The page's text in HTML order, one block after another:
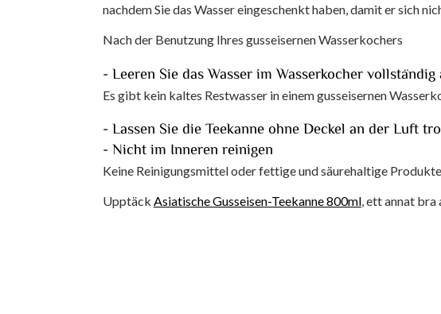
nachdem Sie das Wasser eingeschenkt haben, damit er sich
Nach der Benutzung Ihres gusseisernen Wasserkochers
- Leeren Sie das Wasser im Wasserkocher vollständig
Es gibt kein kaltes Restwasser in einem gusseisernen
- Lassen Sie die Teekanne ohne Deckel an der Luft
- Nicht im Inneren reinigen
Keine Reinigungsmittel oder fettige und säurehaltige
Upptäck Asiatische Gusseisen-Teekanne 800ml, ett annat